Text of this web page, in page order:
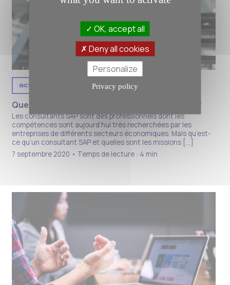
actualités
Quelles sont les missions d’un consultant SAP ?
Les consultants SAP sont des professionnels dont les
compétences sont aujourd’hui très recherchées par les
entreprises de différents secteurs économiques. Mais qu’est-
ce qu’un consultant SAP et quelles sont les missions […]
7 septembre 2020 • Temps de lecture : 4 min
OK, accept all
Deny all cookies
Personalize
Privacy policy